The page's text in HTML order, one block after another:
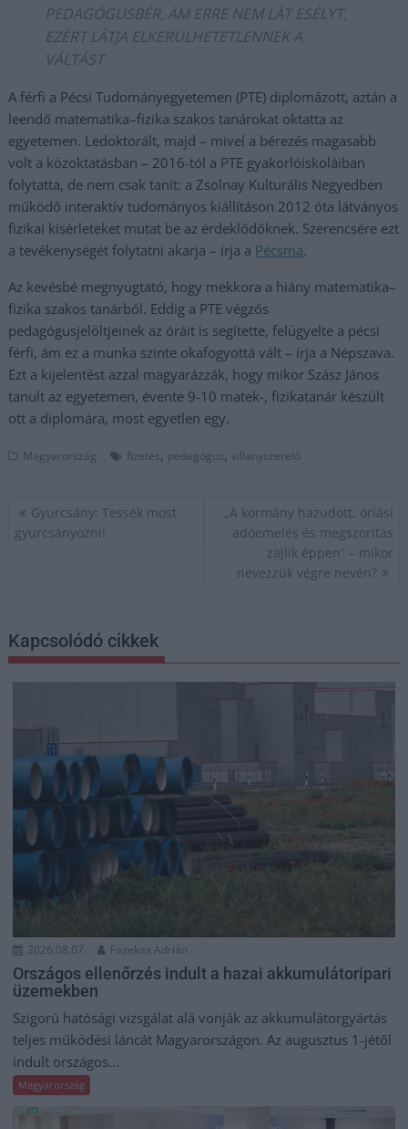
PEDAGÓGUSBÉR, ÁM ERRE NEM LÁT ESÉLYT,
EZÉRT LÁTJA ELKERÜLHETETLENNEK A
VÁLTÁST.
A férfi a Pécsi Tudományegyetemen (PTE) diplomázott, aztán a
leendő matematika–fizika szakos tanárokat oktatta az
egyetemen. Ledoktorált, majd – mivel a bérezés magasabb
volt a közoktatásban – 2016-tól a PTE gyakorlóiskoláiban
folytatta, de nem csak tanít: a Zsolnay Kulturális Negyedben
működő interaktív tudományos kiállításon 2012 óta látványos
fizikai kísérleteket mutat be az érdeklődőknek. Szerencsére ezt
a tevékenységét folytatni akarja – írja a Pécsma.
Az kevésbé megnyugtató, hogy mekkora a hiány matematika–
fizika szakos tanárból. Eddig a PTE végzős
pedagógusjelöltjeinek az óráit is segítette, felügyelte a pécsi
férfi, ám ez a munka szinte okafogyottá vált – írja a Népszava.
Ezt a kijelentést azzal magyarázzák, hogy mikor Szász János
tanult az egyetemen, évente 9-10 matek-, fizikatanár készült
ott a diplomára, most egyetlen egy.
Magyarország fizetés, pedagógus,villanyszerelő
Bejegyzés
navigáció
Gyurcsány: Tessék most
gyurcsányozni!
„A kormány hazudott, óriási
adóemelés és megszorítás
zajlik éppen” – mikor
nevezzük végre nevén?
Kapcsolódó cikkek
2026.08.07. Fazekas Adrián
Országos ellenőrzés indult a hazai akkumulátoripari
üzemekben
Szigorú hatósági vizsgálat alá vonják az akkumulátorgyártás
teljes működési láncát Magyarországon. Az augusztus 1-jétől
indult országos...
Magyarország